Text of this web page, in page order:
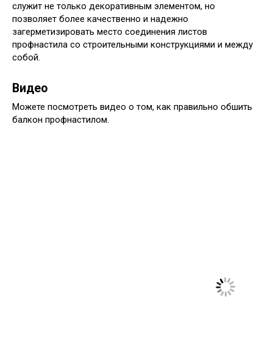
служит не только декоративным элементом, но
позволяет более качественно и надежно
загерметизировать место соединения листов
профнастила со строительными конструкциями и между
собой.
Видео
Можете посмотреть видео о том, как правильно обшить
балкон профнастилом.